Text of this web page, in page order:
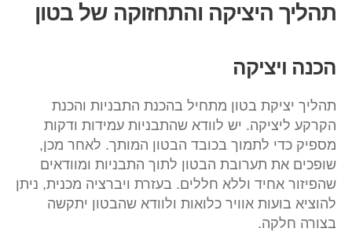
תהליך היציקה והתחזוקה של בטון
הכנה ויציקה
תהליך יציקת בטון מתחיל בהכנת התבניות והכנת
הקרקע ליציקה. יש לוודא שהתבניות עמידות ודקות
מספיק כדי לתמוך בכובד הבטון המותך. לאחר מכן,
שופכים את תערובת הבטון לתוך התבניות ומוודאים
שהפיזור אחיד וללא חללים. בעזרת ויברציה מכנית, ניתן
להוציא בועות אוויר כלואות ולוודא שהבטון יתקשה
בצורה חלקה.